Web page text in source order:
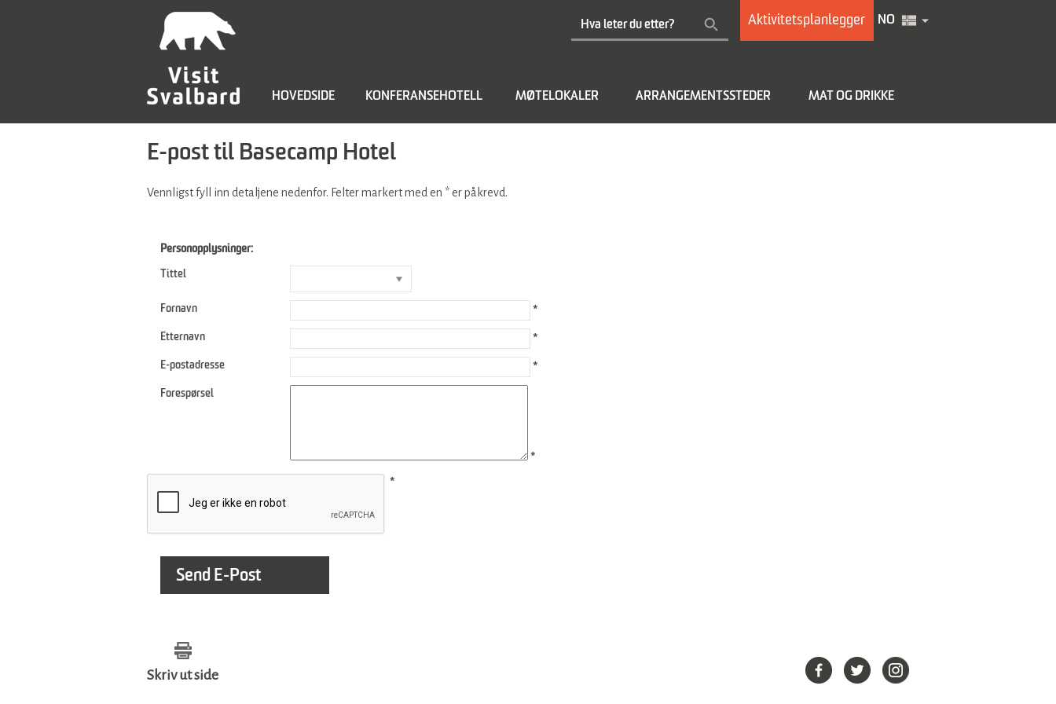
Aktivitetsplanlegger NO
HOVEDSIDE KONFERANSEHOTELL MØTELOKALER ARRANGEMENTSSTEDER MAT OG DRIKKE
E-post til Basecamp Hotel
Vennligst fyll inn detaljene nedenfor. Felter markert med en * er påkrevd.
Personopplysninger:
Tittel
Fornavn *
Etternavn *
E-postadresse *
Forespørsel
*
*
Skriv ut side